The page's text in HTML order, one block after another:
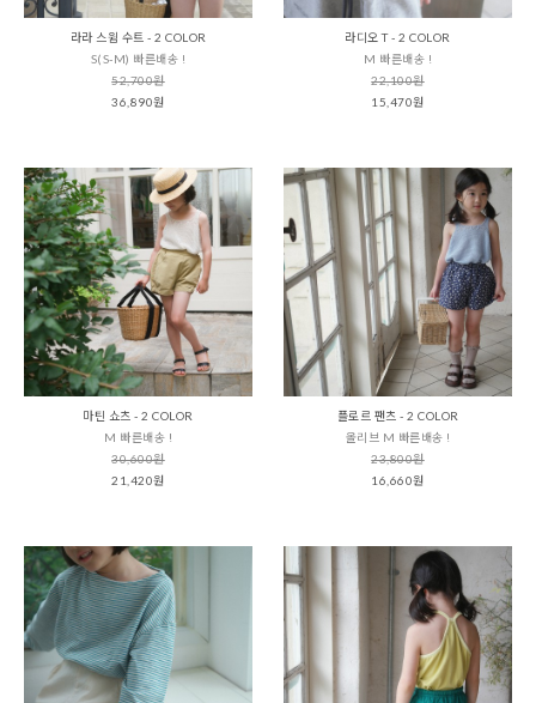
라라 스윔 수트 - 2 COLOR
S(S-M) 빠른배송 !
52,700원
36,890원
라디오 T - 2 COLOR
M 빠른배송 !
22,100원
15,470원
마틴 쇼츠 - 2 COLOR
M 빠른배송 !
30,600원
21,420원
플로르 팬츠 - 2 COLOR
올리브 M 빠른배송 !
23,800원
16,660원